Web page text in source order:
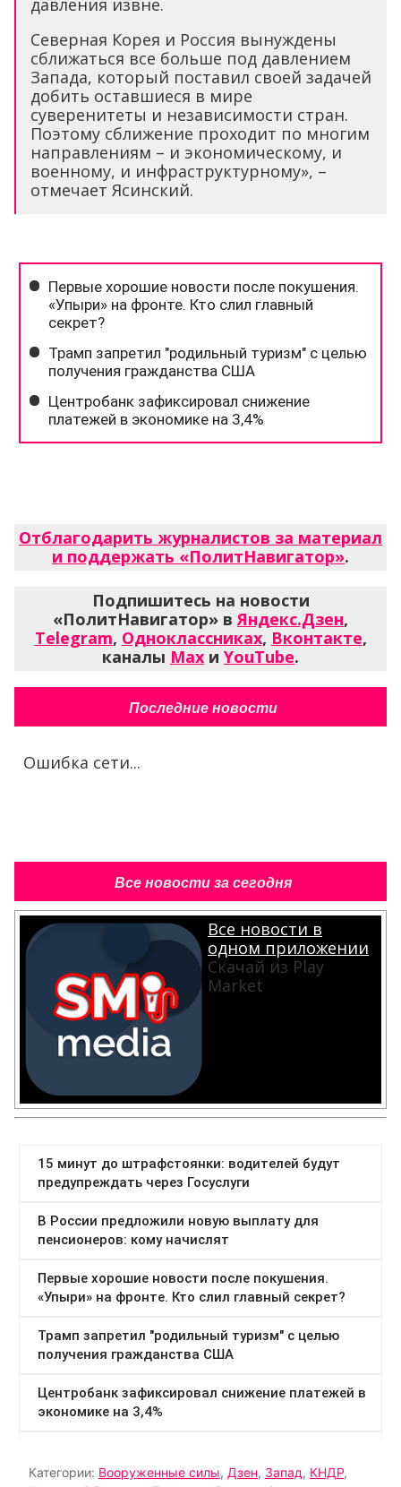
давления извне.
Северная Корея и Россия вынуждены
сближаться все больше под давлением
Запада, который поставил своей задачей
добить оставшиеся в мире
суверенитеты и независимости стран.
Поэтому сближение проходит по многим
направлениям – и экономическому, и
военному, и инфраструктурному», –
отмечает Ясинский.
Отблагодарить журналистов за материал
и поддержать «ПолитНавигатор».
Подпишитесь на новости
«ПолитНавигатор» вЯндекс.Дзен,
Telegram, Одноклассниках, Вконтакте,
каналы Max и YouTube.
Последние новости
Ошибка сети...
Все новости за сегодня
Все новости в
одном приложении
Скачай из Play
Market
Категории: Вооруженные силы, Дзен, Запад, КНДР,